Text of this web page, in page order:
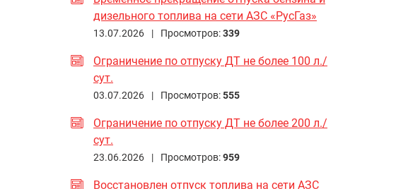
дизельного топлива на сети АЗС «РусГаз»
13.07.2026 | Просмотров:339
Ограничение по отпуску ДТ не более 100 л./
сут.
03.07.2026 | Просмотров:555
Ограничение по отпуску ДТ не более 200 л./
сут.
23.06.2026 | Просмотров:959
Восстановлен отпуск топлива на сети АЗС